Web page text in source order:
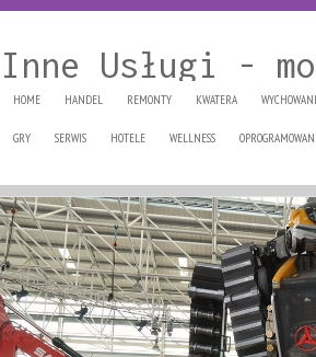
Inne Usługi -
HOME HANDEL REMONTY KWATERA
GRY SERWIS HOTELE WELLNESS